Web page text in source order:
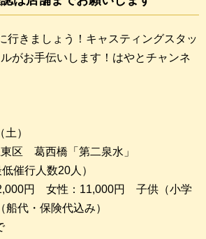
行きましょう！キャスティングスタッ
がお手伝いします！はやとチャンネ
）
区 葛西橋「第二泉水」
催行人数20人）
円 女性：11,000円 子供（小学
代・保険代込み）